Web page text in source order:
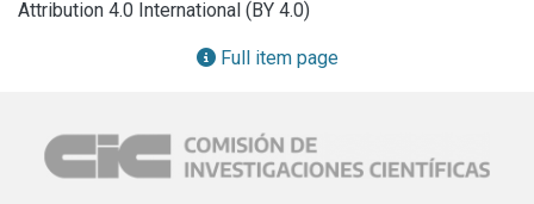
- Pinturas antiincrustantes de alto espesor basadas en
impedancia y ensayos en cámara de niebla salina; A. R. Di
Sarli, R. A. Armas
Attribution 4.0 International (BY 4.0)
Full item page